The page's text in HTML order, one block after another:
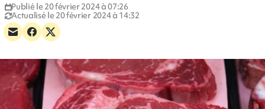
Publié le 20 février 2024 à 07:26
Actualisé le 20 février 2024 à 14:32